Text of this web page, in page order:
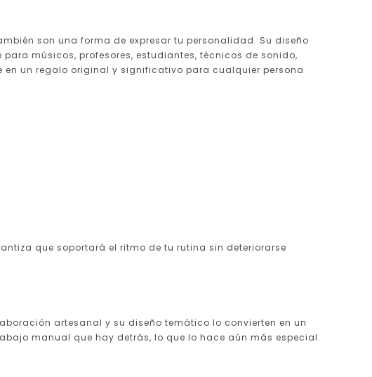
son una forma de expresar tu personalidad. Su diseño
músicos, profesores, estudiantes, técnicos de sonido,
un regalo original y significativo para cualquier persona
que soportará el ritmo de tu rutina sin deteriorarse
artesanal y su diseño temático lo convierten en un
manual que hay detrás, lo que lo hace aún más especial.